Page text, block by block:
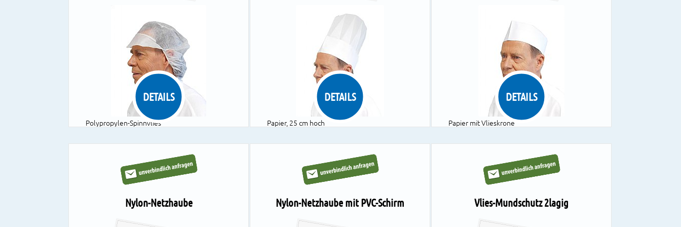
Polypropylen-Spinnvlies
Größen: M, L
1 VE = 10 Dispenser à 100 Stück
DETAILS
Papier, 25 cm hoch
Größe verstellbar
1 VE = 25 Beutel à 10 Stück
DETAILS
Papier mit Vlieskrone
Farben: weiß, mit blauem od. rotem Streifen
1 VE = 10 Boxen à 100 Stück
DETAILS
Nylon-Netzhaube Nylon-Netzhaube mit PVC-Schirm Vlies-Mundschutz 2lagig